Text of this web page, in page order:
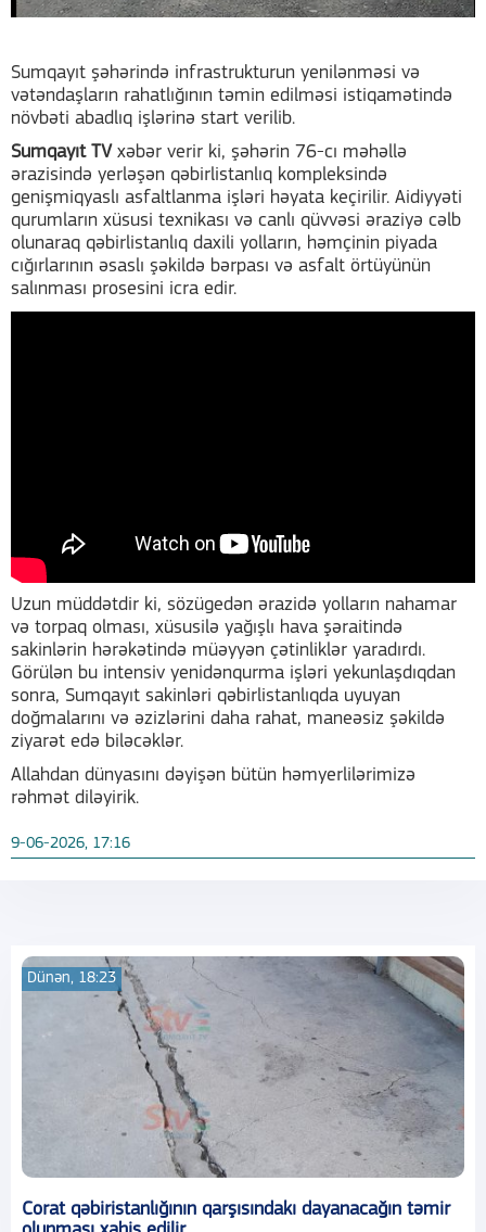
Sumqayıt şəhərində infrastrukturun yenilənməsi və
vətəndaşların rahatlığının təmin edilməsi istiqamətində
növbəti abadlıq işlərinə start verilib.
Sumqayıt TVxəbər verir ki, şəhərin 76-cı məhəllə
ərazisində yerləşən qəbirlistanlıq kompleksində
genişmiqyaslı asfaltlanma işləri həyata keçirilir. Aidiyyəti
qurumların xüsusi texnikası və canlı qüvvəsi əraziyə cəlb
olunaraq qəbirlistanlıq daxili yolların, həmçinin piyada
cığırlarının əsaslı şəkildə bərpası və asfalt örtüyünün
salınması prosesini icra edir.
Uzun müddətdir ki, sözügedən ərazidə yolların nahamar
və torpaq olması, xüsusilə yağışlı hava şəraitində
sakinlərin hərəkətində müəyyən çətinliklər yaradırdı.
Görülən bu intensiv yenidənqurma işləri yekunlaşdıqdan
sonra, Sumqayıt sakinləri qəbirlistanlıqda uyuyan
doğmalarını və əzizlərini daha rahat, maneəsiz şəkildə
ziyarət edə biləcəklər.
Allahdan dünyasını dəyişən bütün həmyerlilərimizə
rəhmət diləyirik.
9-06-2026, 17:16
Dünən, 18:23
Corat qəbiristanlığının qarşısındakı dayanacağın təmir